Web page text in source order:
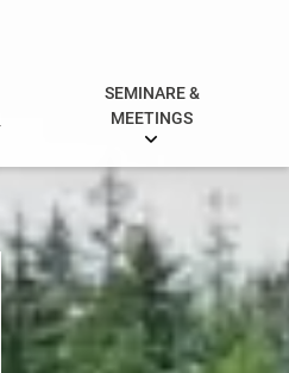
SEMINARE &
MEETINGS